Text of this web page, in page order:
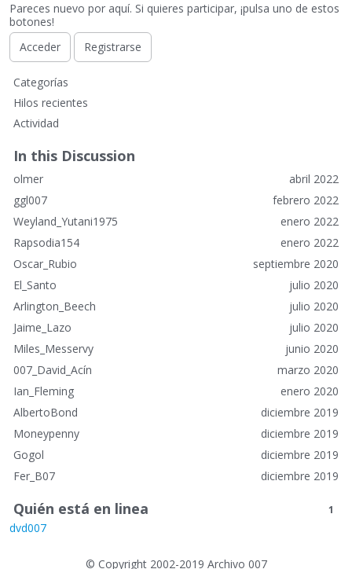
Pareces nuevo por aquí. Si quieres participar, ¡pulsa uno de estos
botones!
Acceder
Registrarse
E
n
a
c
e
s
r
á
p
d
o
s
Categorías
Hilos recientes
Actividad
In this Discussion
abril 2022
olmer
febrero 2022
ggl007
enero 2022
Weyland_Yutani1975
enero 2022
Rapsodia154
septiembre 2020
Oscar_Rubio
julio 2020
El_Santo
julio 2020
Arlington_Beech
julio 2020
Jaime_Lazo
junio 2020
Miles_Messervy
marzo 2020
007_David_Acín
enero 2020
Ian_Fleming
diciembre 2019
AlbertoBond
diciembre 2019
Moneypenny
diciembre 2019
Gogol
diciembre 2019
Fer_B07
Quién está en linea 1
dvd007
© Copyright 2002-2019 Archivo 007